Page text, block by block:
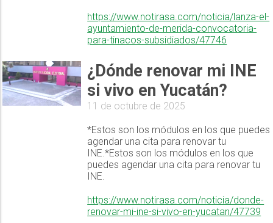
https://www.notirasa.com/noticia/lanza-el-
ayuntamiento-de-merida-convocatoria-
para-tinacos-subsidiados/47746
¿Dónde renovar mi INE
si vivo en Yucatán?
11 de octubre de 2025
*Estos son los módulos en los que puedes
agendar una cita para renovar tu
INE.*Estos son los módulos en los que
puedes agendar una cita para renovar tu
INE.
https://www.notirasa.com/noticia/donde-
renovar-mi-ine-si-vivo-en-yucatan/47739